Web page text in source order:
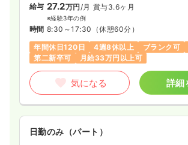
給与 27.2万円/月 賞与3.6ヶ月
※経験3年の例
時間 8:30～17:30 （休憩60分）
年間休日120日
4週8休以上 ブランク可
第二新卒可
月給33万円以上可
気になる 詳細
日勤のみ（パート）